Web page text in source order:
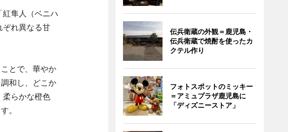
隼人（ベニハ
ぞれ異なる甘
とで、華やか
和し、どこか
柔らかな橙色
。
伝兵衛蔵の外観＝鹿児島・
伝兵衛蔵で焼酎を使ったカ
クテル作り
フォトスポットのミッキー
＝アミュプラザ鹿児島に
「ディズニーストア」